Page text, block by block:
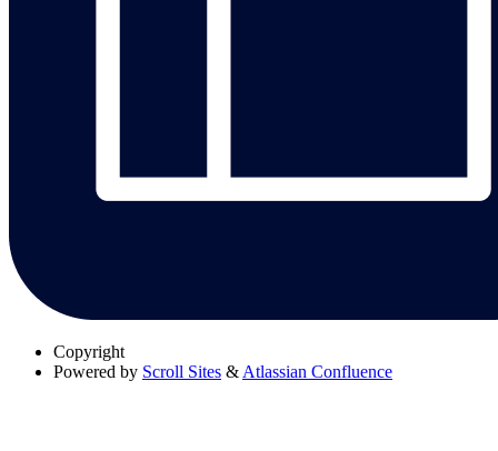
Copyright
Powered by Scroll Sites & Atlassian Confluence